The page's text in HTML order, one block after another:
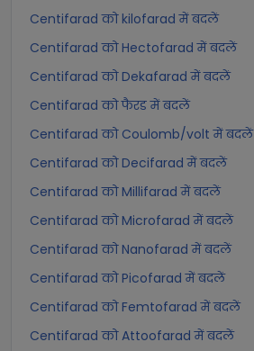
Centifarad को kilofarad में बदलें
Centifarad को Hectofarad में बदलें
Centifarad को Dekafarad में बदलें
Centifarad को फैरड में बदलें
Centifarad को Coulomb/volt में बदलें
Centifarad को Decifarad में बदलें
Centifarad को Millifarad में बदलें
Centifarad को Microfarad में बदलें
Centifarad को Nanofarad में बदलें
Centifarad को Picofarad में बदलें
Centifarad को Femtofarad में बदलें
Centifarad को Attoofarad में बदलें